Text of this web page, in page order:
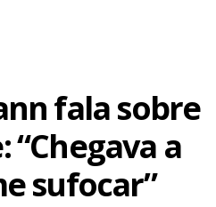
fala sobre
“Chegava a
sufocar”